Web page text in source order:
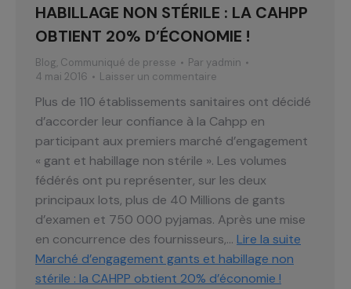
HABILLAGE NON STÉRILE : LA CAHPP
OBTIENT 20% D’ÉCONOMIE !
Blog, Communiqué de presse Par yadmin
4 mai 2016
Laisser un commentaire
Plus de 110 établissements sanitaires ont décidé
d’accorder leur confiance à la Cahpp en
participant aux premiers marché d’engagement
« gant et habillage non stérile ». Les volumes
fédérés ont pu représenter, sur les deux
principaux lots, plus de 40 Millions de gants
d’examen et 750 000 pyjamas. Après une mise
en concurrence des fournisseurs,… Lire la suite
Marché d’engagement gants et habillage non
stérile : la CAHPP obtient 20% d’économie !